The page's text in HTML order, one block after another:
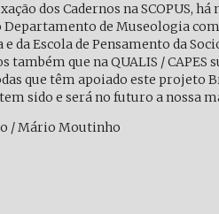
dos Cadernos na
de Museologia
da Escola de Pensamento da
também que na QUALIS / CAPES
que têm apoiado este projeto
sido e será no futuro a nossa
/ Mário Moutinho